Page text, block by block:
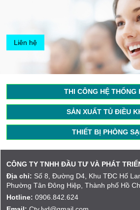
Liên hệ
THI CÔNG HỆ THỐNG
SẢN XUẤT TỦ ĐIỀU
THIẾT BỊ PHÒNG
CÔNG TY TNHH ĐẦU TƯ VÀ PHÁT
Địa chỉ: Số 8, Đường D4, Khu TĐC Hố
Phường Tân Đông Hiệp, Thành phố Hồ
Hotline: 0906.842.624